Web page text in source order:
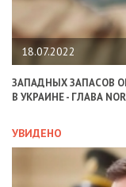
18.07.2022
ЗАПАДНЫХ ЗАПАСОВ
В УКРАИНЕ - ГЛАВА
УВИДЕНО